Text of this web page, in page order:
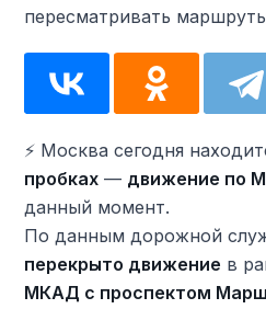
пересматривать
⚡ ️Москва сегодня
пробках — движение по
данный момент.
По данным дорожной
перекрыто движение в
МКАД с проспектом